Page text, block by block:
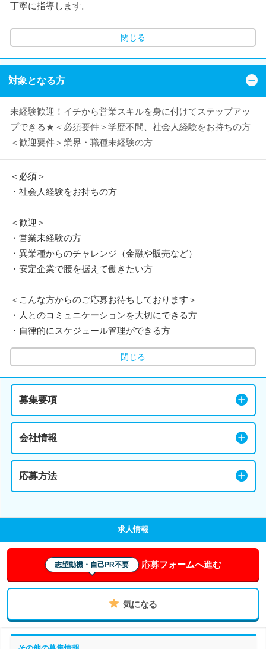
丁寧に指導します。
閉じる
対象となる方
未経験歓迎！イチから営業スキルを身に付けてステップアッ
プできる★＜必須要件＞学歴不問、社会人経験をお持ちの方
＜歓迎要件＞業界・職種未経験の方
＜必須＞
・社会人経験をお持ちの方
＜歓迎＞
・営業未経験の方
・異業種からのチャレンジ（金融や販売など）
・安定企業で腰を据えて働きたい方
＜こんな方からのご応募お待ちしております＞
・人とのコミュニケーションを大切にできる方
・自律的にスケジュール管理ができる方
閉じる
募集要項
会社情報
応募方法
求人情報
志望動機・自己PR不要 応募フォームへ進む
気になる